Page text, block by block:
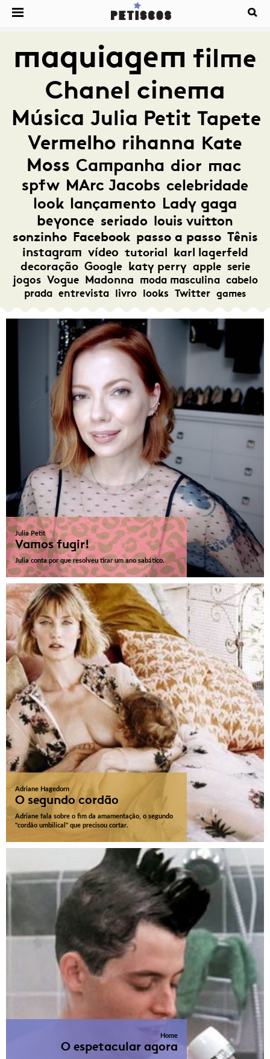
maquiagem filme
Chanel cinema
Música Julia Petit Tapete
Vermelho rihanna Kate
Moss Campanha dior mac
spfw MArc Jacobs celebridade
look lançamento Lady gaga
beyonce seriado louis vuitton
sonzinho Facebook passo a passo Tênis
instagram vídeo tutorial karl lagerfeld
decoração Google katy perry apple serie
jogos Vogue Madonna moda masculina cabelo
prada entrevista livro looks Twitter games
Julia Petit
Vamos fugir!
Julia conta por que resolveu tirar um ano sabático.
Adriane Hagedorn
O segundo cordão
Adriane fala sobre o fim da amamentação, o segundo
"cordão umbilical" que precisou cortar.
Home
O espetacular agora